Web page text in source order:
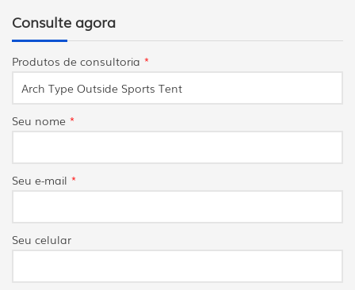
Consulte agora
Produtos de consultoria *
Seu nome *
Seu e-mail *
Seu celular